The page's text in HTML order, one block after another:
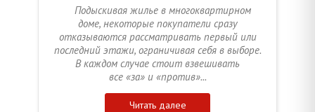
Подыскивая жилье в многоквартирном
доме, некоторые покупатели сразу
отказываются рассматривать первый или
последний этажи, ограничивая себя в выборе.
В каждом случае стоит взвешивать
все «за» и «против»...
Читать далее